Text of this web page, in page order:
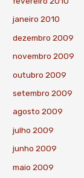
janeiro 2010
dezembro 2009
novembro 2009
outubro 2009
setembro 2009
agosto 2009
julho 2009
junho 2009
maio 2009